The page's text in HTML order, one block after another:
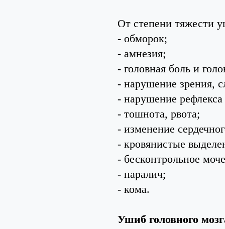
От степени тяжести
- обморок;
- амнезия;
- головная боль и
- нарушение зрения,
- нарушение рефлекса
- тошнота, рвота;
- изменение
- кровянистые
- бесконтрольное
- паралич;
- кома.
Ушиб головного